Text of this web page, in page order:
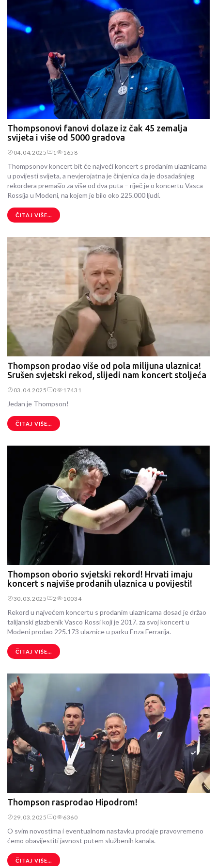
Thompsonovi fanovi dolaze iz čak 45 zemalja
svijeta i više od 5000 gradova
04.04.2025 1 1658
Thompsonov koncert bit će najveći koncert s prodanim ulaznicama
u povijesti svijeta, a nevjerojatna je činjenica da je dosadašnjeg
rekordera premašio za više od dva puta – riječ je o koncertu Vasca
Rossija u Modeni, na kojem je bilo oko 225.000 ljudi.
ČITAJ VIŠE...
Thompson prodao više od pola milijuna ulaznica!
Srušen svjetski rekod, slijedi nam koncert stoljeća
03.04.2025 0 17431
Jedan je Thompson!
ČITAJ VIŠE...
Thompson oborio svjetski rekord! Hrvati imaju
koncert s najviše prodanih ulaznica u povijesti!
30.03.2025 2 10034
Rekord u najvećem koncertu s prodanim ulaznicama dosad je držao
talijanski glazbenik Vasco Rossi koji je 2017. za svoj koncert u
Modeni prodao 225.173 ulaznice u parku Enza Ferrarija.
ČITAJ VIŠE...
Thompson rasprodao Hipodrom!
29.03.2025 0 6360
O svim novostima i eventualnom nastavku prodaje pravovremeno
ćemo obavijestiti javnost putem službenih kanala.
ČITAJ VIŠE...